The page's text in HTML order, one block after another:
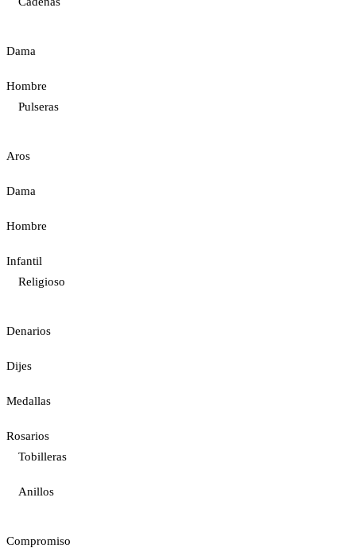
Dama
Hombre
Pulseras
Aros
Dama
Hombre
Infantil
Religioso
Denarios
Dijes
Medallas
Rosarios
Tobilleras
Anillos
Compromiso